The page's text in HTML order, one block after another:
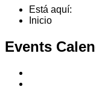
Está aquí:
Inicio
Events